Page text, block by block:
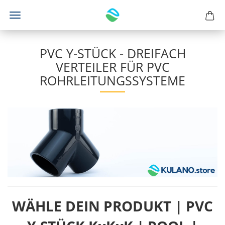
PVC Y-STÜCK - DREIFACH
VERTEILER FÜR PVC
ROHRLEITUNGSSYSTEME
WÄHLE DEIN PRODUKT | PVC